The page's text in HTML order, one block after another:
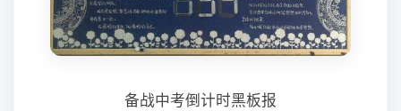
备战中考倒计时黑板报